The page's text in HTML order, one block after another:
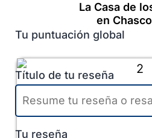
La Casa de
en
Tu puntuación global
Título de tu reseña
Tu reseña